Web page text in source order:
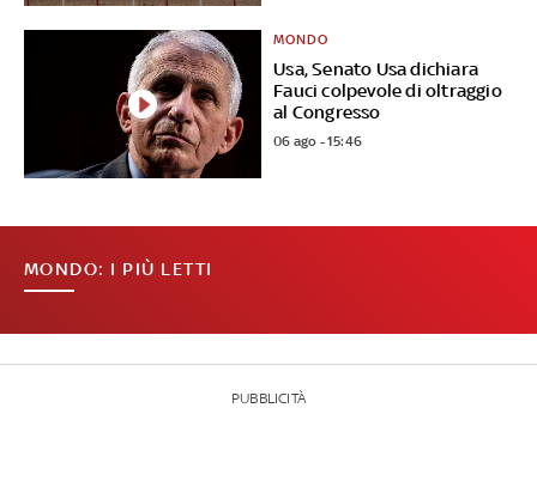
Usa, Senato Usa dichiara
Fauci colpevole di oltraggio
al Congresso
MONDO
06 ago - 15:46
MONDO: I PIÙ LETTI
PUBBLICITÀ